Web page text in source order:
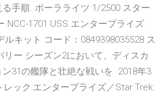
手順. ポーラライツ 1/2500 スター
NCC-1701 USS エンタープライズ.
キット コード：0849398035528 ス
リー シーズン2において、ディスカ
31の艦隊と壮絶な戦いを 2018年3
レック:エンタープライズ／Star Trek: